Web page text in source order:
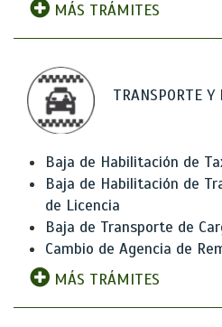
MÁS TRÁMITES
TRANSPORTE
Baja de Habilitación de
Baja de Habilitación de
de Licencia
Baja de Transporte de
Cambio de Agencia de
MÁS TRÁMITES